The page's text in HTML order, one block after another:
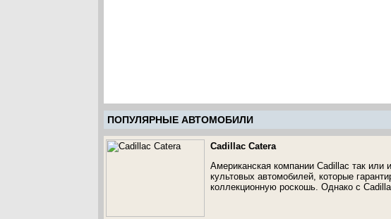
ПОПУЛЯРНЫЕ АВТОМОБИЛИ
Cadillac Catera
Американская компании Cadillac так или
культовых автомобилей, которые
коллекционную роскошь. Однако с